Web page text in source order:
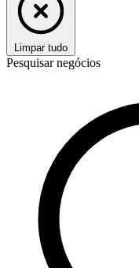
Limpar tudo
Pesquisar negócios